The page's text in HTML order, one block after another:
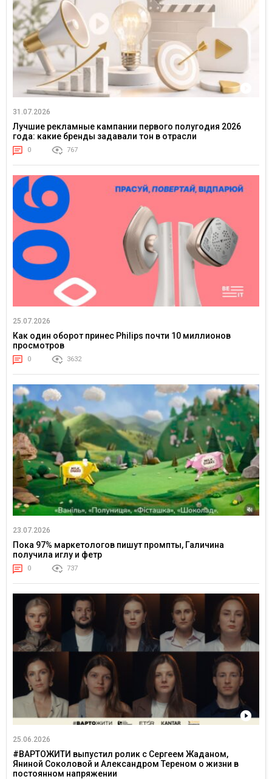
31.07.2026
Лучшие рекламные кампании первого полугодия 2026
года: какие бренды задавали тон в отрасли
0 767
25.07.2026
Как один оборот принес Philips почти 10 миллионов
просмотров
0 3632
23.07.2026
Пока 97% маркетологов пишут промпты, Галичина
получила иглу и фетр
0 737
25.06.2026
#ВАРТОЖИТИ выпустил ролик с Сергеем Жаданом,
Яниной Соколовой и Александром Тереном о жизни в
постоянном напряжении